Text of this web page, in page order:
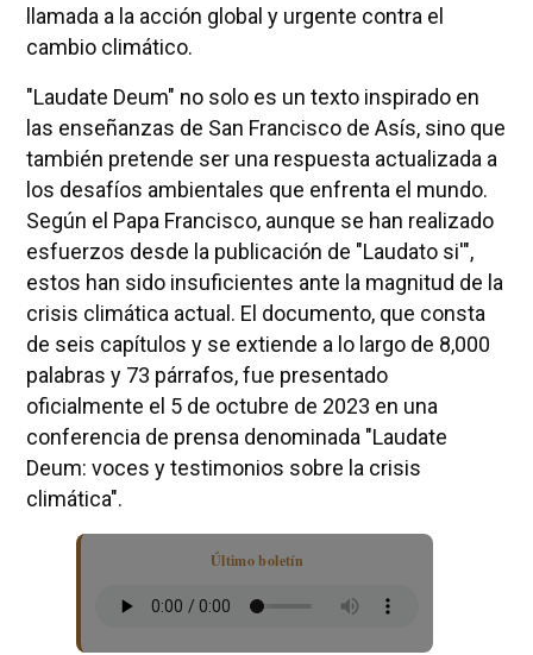
llamada a la acción global y urgente contra el
cambio climático.
"Laudate Deum" no solo es un texto inspirado en
las enseñanzas de San Francisco de Asís, sino que
también pretende ser una respuesta actualizada a
los desafíos ambientales que enfrenta el mundo.
Según el Papa Francisco, aunque se han realizado
esfuerzos desde la publicación de "Laudato si'",
estos han sido insuficientes ante la magnitud de la
crisis climática actual. El documento, que consta
de seis capítulos y se extiende a lo largo de 8,000
palabras y 73 párrafos, fue presentado
oficialmente el 5 de octubre de 2023 en una
conferencia de prensa denominada "Laudate
Deum: voces y testimonios sobre la crisis
climática".
Último boletín